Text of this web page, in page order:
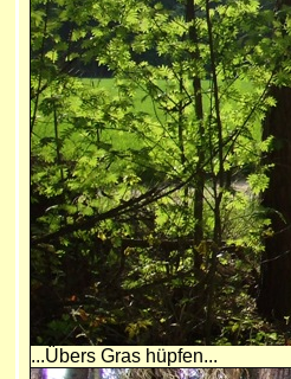
...Übers Gras hüpfen...